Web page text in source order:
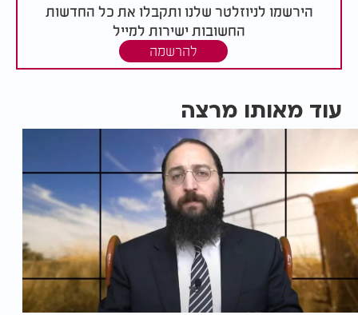
הירשמו לניוזלטר שלנו ותקבלו את כל החדשות
החשובות ישירות למייל
להרשמה
עוד מאותו מרצה